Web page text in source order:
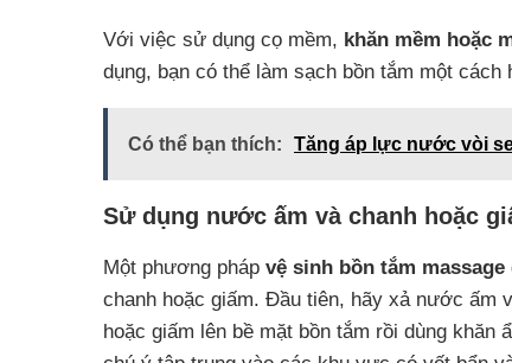
Với việc sử dụng cọ mềm, khăn mềm hoặc
dụng, bạn có thể làm sạch bồn tắm một cách
Có thể bạn thích: Tăng áp lực nước vòi
Sử dụng nước ấm và chanh hoặc
Một phương pháp vệ sinh bồn tắm massage
chanh hoặc giấm. Đầu tiên, hãy xả nước ấm
hoặc giấm lên bề mặt bồn tắm rồi dùng khăn